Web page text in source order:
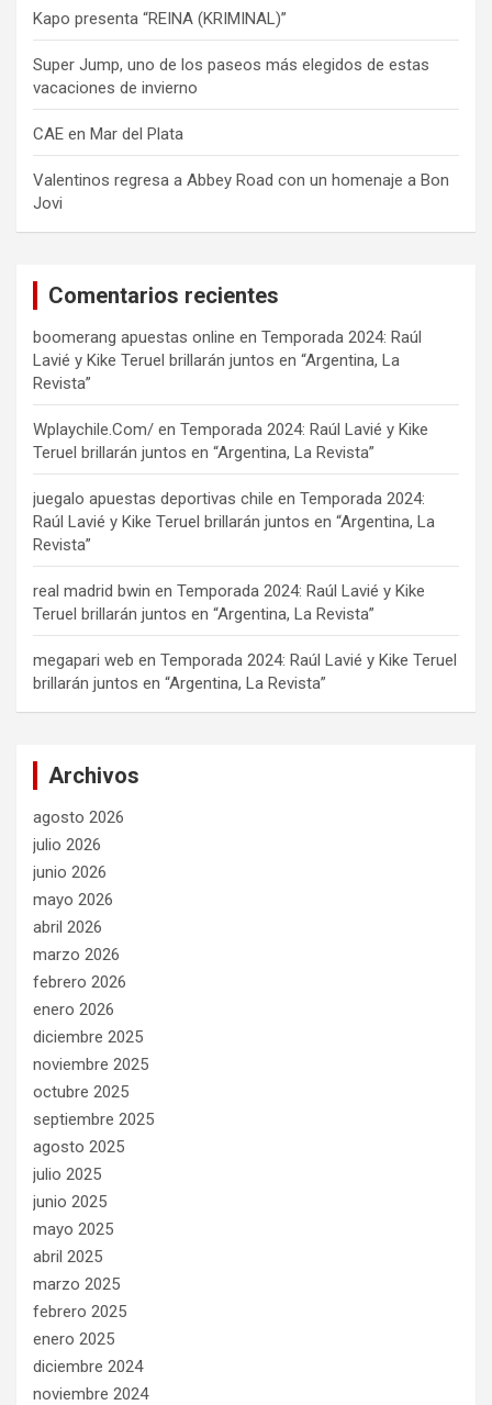
Kapo presenta “REINA (KRIMINAL)”
Super Jump, uno de los paseos más elegidos de estas
vacaciones de invierno
CAE en Mar del Plata
Valentinos regresa a Abbey Road con un homenaje a Bon
Jovi
Comentarios recientes
boomerang apuestas online en Temporada 2024: Raúl
Lavié y Kike Teruel brillarán juntos en “Argentina, La
Revista”
Wplaychile.Com/ en Temporada 2024: Raúl Lavié y Kike
Teruel brillarán juntos en “Argentina, La Revista”
juegalo apuestas deportivas chile en Temporada 2024:
Raúl Lavié y Kike Teruel brillarán juntos en “Argentina, La
Revista”
real madrid bwin en Temporada 2024: Raúl Lavié y Kike
Teruel brillarán juntos en “Argentina, La Revista”
megapari web en Temporada 2024: Raúl Lavié y Kike Teruel
brillarán juntos en “Argentina, La Revista”
Archivos
agosto 2026
julio 2026
junio 2026
mayo 2026
abril 2026
marzo 2026
febrero 2026
enero 2026
diciembre 2025
noviembre 2025
octubre 2025
septiembre 2025
agosto 2025
julio 2025
junio 2025
mayo 2025
abril 2025
marzo 2025
febrero 2025
enero 2025
diciembre 2024
noviembre 2024